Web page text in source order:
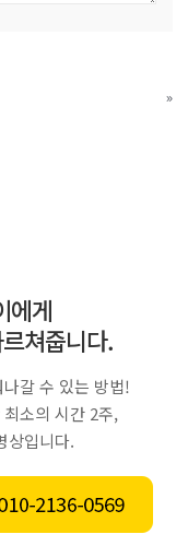
»
에게
쳐줍니다.
갈 수 있는 방법!
소의 시간 2주,
상입니다.